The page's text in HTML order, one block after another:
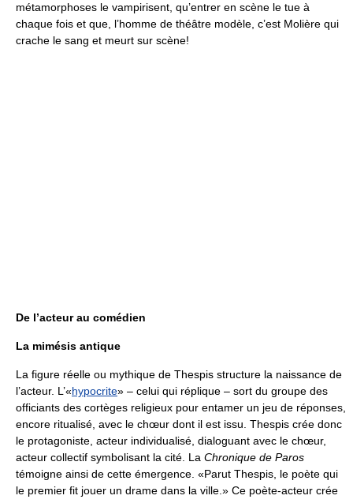
métamorphoses le vampirisent, qu’entrer en scène le tue à
chaque fois et que, l’homme de théâtre modèle, c’est Molière qui
crache le sang et meurt sur scène!
De l’acteur au comédien
La mimésis antique
La figure réelle ou mythique de Thespis structure la naissance de
l’acteur. L’«hypocrite» – celui qui réplique – sort du groupe des
officiants des cortèges religieux pour entamer un jeu de réponses,
encore ritualisé, avec le chœur dont il est issu. Thespis crée donc
le protagoniste, acteur individualisé, dialoguant avec le chœur,
acteur collectif symbolisant la cité. La Chronique de Paros
témoigne ainsi de cette émergence. «Parut Thespis, le poète qui
le premier fit jouer un drame dans la ville.» Ce poète-acteur crée